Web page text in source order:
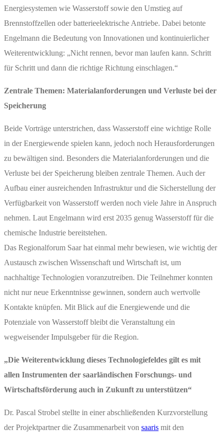
Energiesystemen wie Wasserstoff sowie den Umstieg auf
Brennstoffzellen oder batterieelektrische Antriebe. Dabei betonte
Engelmann die Bedeutung von Innovationen und kontinuierlicher
Weiterentwicklung: „Nicht rennen, bevor man laufen kann. Schritt
für Schritt und dann die richtige Richtung einschlagen.“
Zentrale Themen: Materialanforderungen und Verluste bei der
Speicherung
Beide Vorträge unterstrichen, dass Wasserstoff eine wichtige Rolle
in der Energiewende spielen kann, jedoch noch Herausforderungen
zu bewältigen sind. Besonders die Materialanforderungen und die
Verluste bei der Speicherung bleiben zentrale Themen. Auch der
Aufbau einer ausreichenden Infrastruktur und die Sicherstellung der
Verfügbarkeit von Wasserstoff werden noch viele Jahre in Anspruch
nehmen. Laut Engelmann wird erst 2035 genug Wasserstoff für die
chemische Industrie bereitstehen.
Das Regionalforum Saar hat einmal mehr bewiesen, wie wichtig der
Austausch zwischen Wissenschaft und Wirtschaft ist, um
nachhaltige Technologien voranzutreiben. Die Teilnehmer konnten
nicht nur neue Erkenntnisse gewinnen, sondern auch wertvolle
Kontakte knüpfen. Mit Blick auf die Energiewende und die
Potenziale von Wasserstoff bleibt die Veranstaltung ein
wegweisender Impulsgeber für die Region.
„Die Weiterentwicklung dieses Technologiefeldes gilt es mit
allen Instrumenten der saarländischen Forschungs- und
Wirtschaftsförderung auch in Zukunft zu unterstützen“
Dr. Pascal Strobel stellte in einer abschließenden Kurzvorstellung
der Projektpartner die Zusammenarbeit von saaris mit den